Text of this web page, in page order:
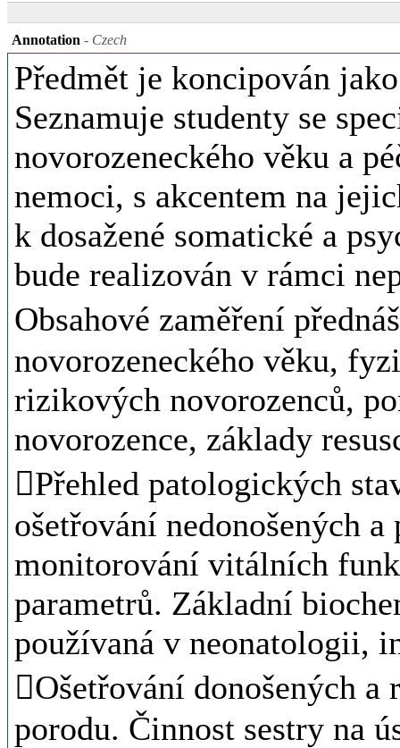
Annotation - Czech
Předmět je koncipován
Seznamuje studenty se
novorozeneckého věku a
nemoci, s akcentem na
k dosažené somatické a
bude realizován v rámci
Obsahové zaměření
novorozeneckého věku,
rizikových novorozenců,
novorozence, základy
Přehled patologických
ošetřování nedonošených
monitorování vitálních
parametrů. Základní
používaná v neonatologii,
Ošetřování donošených
porodu. Činnost sestry na